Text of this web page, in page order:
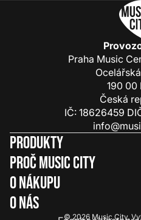
Praha Music
190 00
Česká
IČ: 18626459
Produkty
Proč Music City
O nákupu
O nás
© 2026 Music City.